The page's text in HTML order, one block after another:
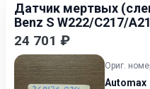
Датчик мертвых
Benz S W222/C217/
24 701 ₽
Ориг.
Automax